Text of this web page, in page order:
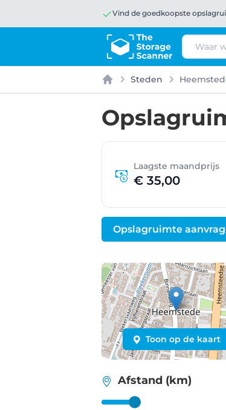
Vind de goedkoopste
Zoeken
Home
Steden
Laagste maandprijs
€ 35,00
Opslagruimte
Toon op de kaart
Afstand (km)